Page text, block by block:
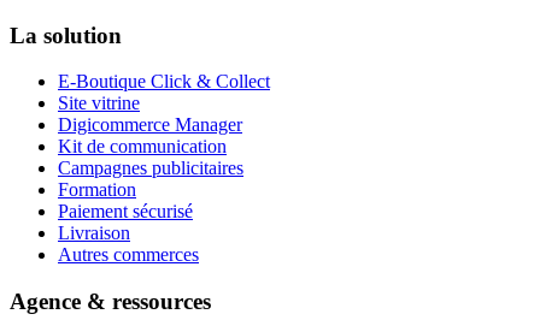
La solution
E-Boutique Click & Collect
Site vitrine
Digicommerce Manager
Kit de communication
Campagnes publicitaires
Formation
Paiement sécurisé
Livraison
Autres commerces
Agence & ressources